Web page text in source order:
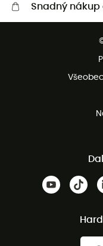
Snadný nákup
Bezplatné vrácení do
Bezplatná zákaznická